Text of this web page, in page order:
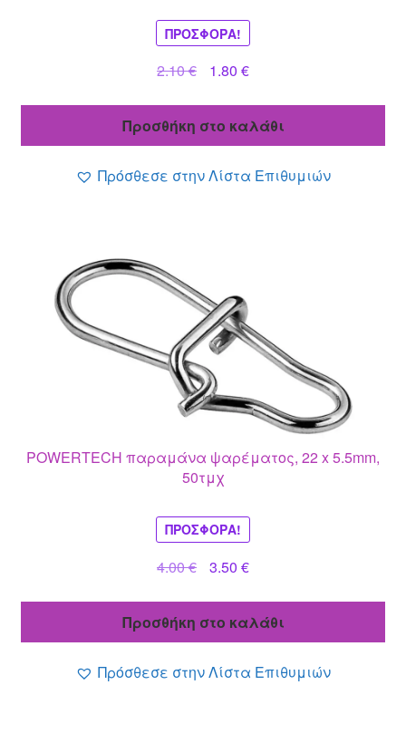
ΠΡΟΣΦΟΡΆ!
2.10€
Original
2.10 €.
1.80 €Η
είναι:
Προσθήκη στο καλάθι
Πρόσθεσε στην Λίστα Επιθυμιών
POWERTECH παραμάνα ψαρέματος, 22 x 5.5mm,
50τμχ
ΠΡΟΣΦΟΡΆ!
4.00€
Original
4.00 €.
3.50 €Η
είναι:
Προσθήκη στο καλάθι
Πρόσθεσε στην Λίστα Επιθυμιών